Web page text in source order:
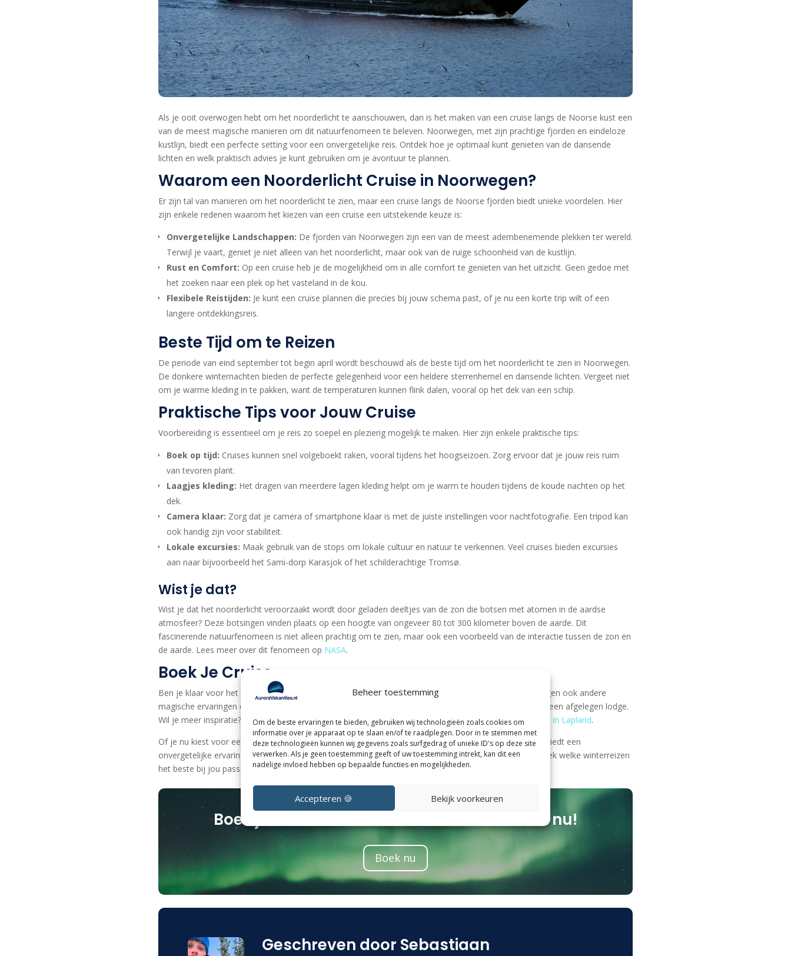
Beheer toestemming
Om de beste ervaringen te bieden, gebruiken wij technologieën zoals cookies om
informatie over je apparaat op te slaan en/of te raadplegen. Door in te stemmen met
deze technologieën kunnen wij gegevens zoals surfgedrag of unieke ID's op deze site
verwerken. Als je geen toestemming geeft of uw toestemming intrekt, kan dit een
nadelige invloed hebben op bepaalde functies en mogelijkheden.
Accepteren 🍪 Bekijk voorkeuren
Als je ooit overwogen hebt om het noorderlicht te aanschouwen, dan is het maken van een cruise langs de Noorse kust een
van de meest magische manieren om dit natuurfenomeen te beleven. Noorwegen, met zijn prachtige fjorden en eindeloze
kustlijn, biedt een perfecte setting voor een onvergetelijke reis. Ontdek hoe je optimaal kunt genieten van de dansende
lichten en welk praktisch advies je kunt gebruiken om je avontuur te plannen.
Waarom een Noorderlicht Cruise in Noorwegen?
Er zijn tal van manieren om het noorderlicht te zien, maar een cruise langs de Noorse fjorden biedt unieke voordelen. Hier
zijn enkele redenen waarom het kiezen van een cruise een uitstekende keuze is:
Onvergetelijke Landschappen: De fjorden van Noorwegen zijn een van de meest adembenemende plekken ter wereld.
Terwijl je vaart, geniet je niet alleen van het noorderlicht, maar ook van de ruige schoonheid van de kustlijn.
Rust en Comfort: Op een cruise heb je de mogelijkheid om in alle comfort te genieten van het uitzicht. Geen gedoe met
het zoeken naar een plek op het vasteland in de kou.
Flexibele Reistijden: Je kunt een cruise plannen die precies bij jouw schema past, of je nu een korte trip wilt of een
langere ontdekkingsreis.
Beste Tijd om te Reizen
De periode van eind september tot begin april wordt beschouwd als de beste tijd om het noorderlicht te zien in Noorwegen.
De donkere winternachten bieden de perfecte gelegenheid voor een heldere sterrenhemel en dansende lichten. Vergeet niet
om je warme kleding in te pakken, want de temperaturen kunnen flink dalen, vooral op het dek van een schip.
Praktische Tips voor Jouw Cruise
Voorbereiding is essentieel om je reis zo soepel en plezierig mogelijk te maken. Hier zijn enkele praktische tips:
Boek op tijd: Cruises kunnen snel volgeboekt raken, vooral tijdens het hoogseizoen. Zorg ervoor dat je jouw reis ruim
van tevoren plant.
Laagjes kleding: Het dragen van meerdere lagen kleding helpt om je warm te houden tijdens de koude nachten op het
dek.
Camera klaar: Zorg dat je camera of smartphone klaar is met de juiste instellingen voor nachtfotografie. Een tripod kan
ook handig zijn voor stabiliteit.
Lokale excursies: Maak gebruik van de stops om lokale cultuur en natuur te verkennen. Veel cruises bieden excursies
aan naar bijvoorbeeld het Sami-dorp Karasjok of het schilderachtige Tromsø.
Wist je dat?
Wist je dat het noorderlicht veroorzaakt wordt door geladen deeltjes van de zon die botsen met atomen in de aardse
atmosfeer? Deze botsingen vinden plaats op een hoogte van ongeveer 80 tot 300 kilometer boven de aarde. Dit
fascinerende natuurfenomeen is niet alleen prachtig om te zien, maar ook een voorbeeld van de interactie tussen de zon en
de aarde. Lees meer over dit fenomeen op NASA.
Boek Je Cruise
Ben je klaar voor het avontuur?Bekijk hier
enkele fantastische reisopties. Naast cruises biedt Noorwegen ook andere
magische ervaringen om het noorderlicht te zien, zoals een nachtje in een glazen iglo of een verblijf in een afgelegen lodge.
Wil je meer inspiratie? Bekijk dan ook onze pagina’s overreizen naar Noorwegen en andereactiviteiten in Lapland.
Of je nu kiest voor een cruise of een andere manier om het noorderlicht te bewonderen, Noorwegen biedt een
onvergetelijke ervaring. Wil je meer weten over reizen naar Lapland? Bekijk onze andere blogs en ontdek welke winterreizen
het beste bij jou passen.
Boek jouw droomreis naar het noorderlicht nu!
Boek nu
Geschreven door Sebastiaan